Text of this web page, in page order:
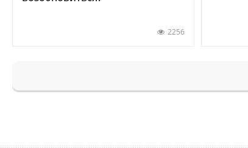
2256